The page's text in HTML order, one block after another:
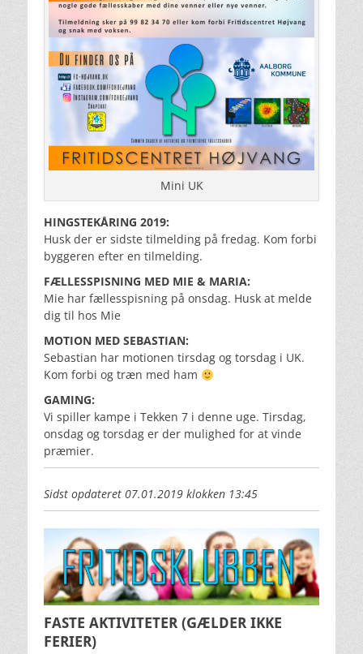
Mini UK
HINGSTEKÅRING 2019:
Husk der er sidste tilmelding på fredag. Kom forbi
byggeren efter en tilmelding.
FÆLLESSPISNING MED MIE & MARIA:
Mie har fællesspisning på onsdag. Husk at melde
dig til hos Mie
MOTION MED SEBASTIAN:
Sebastian har motionen tirsdag og torsdag i UK.
Kom forbi og træn med ham
GAMING:
Vi spiller kampe i Tekken 7 i denne uge. Tirsdag,
onsdag og torsdag er der mulighed for at vinde
præmier.
Sidst opdateret 07.01.2019 klokken 13:45
FASTE AKTIVITETER (GÆLDER IKKE
FERIER)